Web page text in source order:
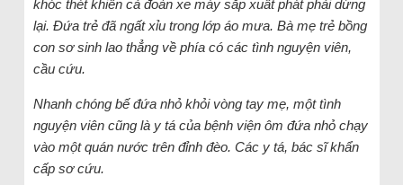
khóc thét khiến cả đoàn xe máy sắp xuất phát phải dừng
lại. Đứa trẻ đã ngất xỉu trong lớp áo mưa. Bà mẹ trẻ bồng
con sơ sinh lao thẳng về phía có các tình nguyện viên,
cầu cứu.
Nhanh chóng bế đứa nhỏ khỏi vòng tay mẹ, một tình
nguyện viên cũng là y tá của bệnh viện ôm đứa nhỏ chạy
vào một quán nước trên đỉnh đèo. Các y tá, bác sĩ khẩn
cấp sơ cứu.